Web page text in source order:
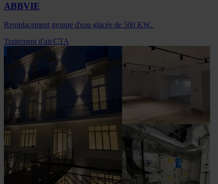
ABBVIE
Remplacement groupe d'eau glacée de 500 KW.
Traitement d'air/CTA